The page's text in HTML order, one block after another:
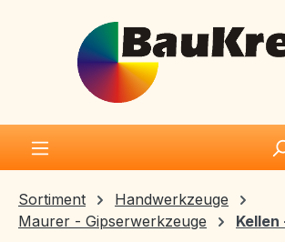
Zum Hauptinhalt springen
Sortiment
Handwerkzeuge
Maurer - Gipserwerkzeuge